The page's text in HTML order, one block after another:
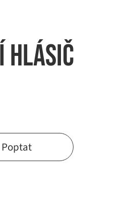
hlásič
Poptat